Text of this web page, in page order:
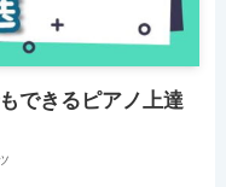
できるピアノ上達